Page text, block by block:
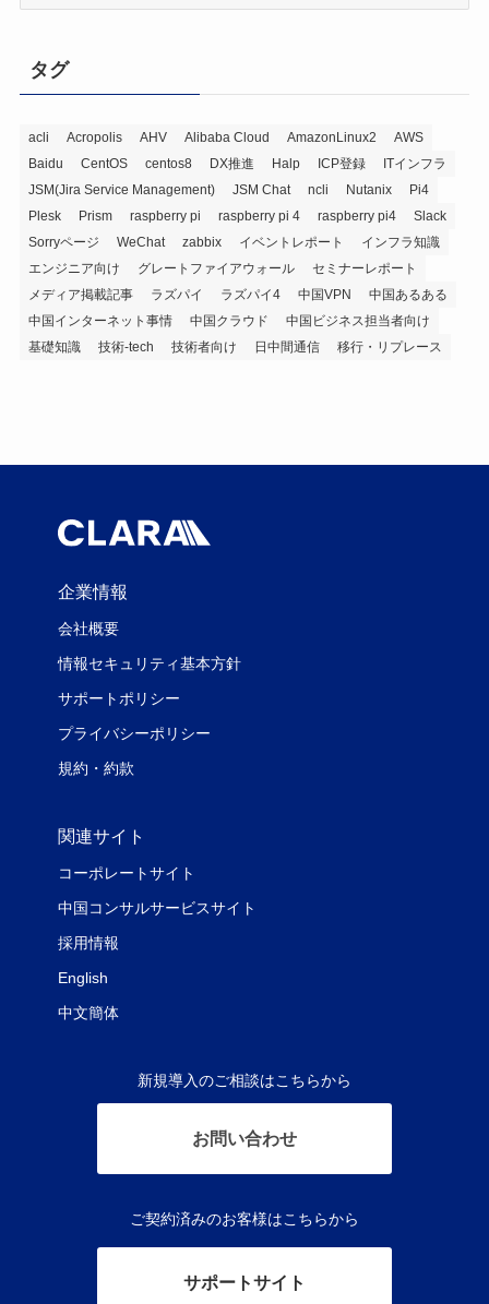
ブ
タグ
acli Acropolis AHV Alibaba Cloud AmazonLinux2
AWS
Baidu
CentOS centos8 DX推進 Halp ICP登録
ITインフラ
JSM(Jira Service Management)
JSM Chat ncli Nutanix
Pi4
Plesk
Prism raspberry pi raspberry pi 4 raspberry pi4
Slack
Sorryページ
WeChat zabbix イベントレポート
インフラ知識
エンジニア向け
グレートファイアウォール
セミナーレポート
メディア掲載記事
ラズパイ ラズパイ4 中国VPN
中国あるある
中国インターネット事情
中国クラウド
中国ビジネス担当者向け
基礎知識
技術-tech 技術者向け 日中間通信 移行・リプレース
企業情報
会社概要
情報セキュリティ基本方針
サポートポリシー
プライバシーポリシー
規約・約款
関連サイト
コーポレートサイト
中国コンサルサービスサイト
採用情報
English
中文簡体
新規導入のご相談はこちらから
お問い合わせ
ご契約済みのお客様はこちらから
サポートサイト